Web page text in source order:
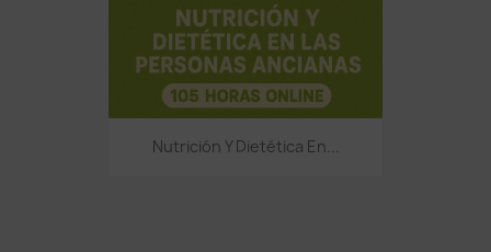
Nutrición Y Dietética En...